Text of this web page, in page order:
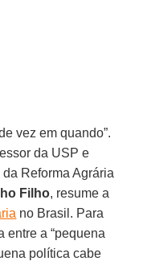
vez em quando”.
da USP e
Reforma Agrária
Filho, resume a
no Brasil. Para
entre a “pequena
política cabe